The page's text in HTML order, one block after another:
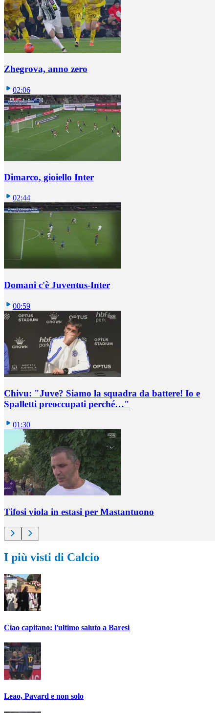
Zhegrova, anno zero
02:06
Dimarco, gioiello Inter
02:44
Domani c'è Juventus-Inter
00:59
Chivu: "Juve? Siamo la squadra da battere! Io e
Spalletti preoccupati perché…"
01:30
Tifosi viola in estasi per Mastantuono
I più visti di Calcio
Ciao capitano: l'ultimo saluto a Baresi
Leao, Pavard e non solo